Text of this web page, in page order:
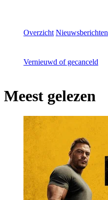
Overzicht Nieuwsberichten
Vernieuwd of gecanceld
Meest gelezen